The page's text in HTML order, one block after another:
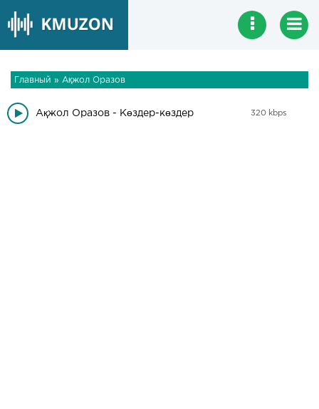
Главный » Ақжол Оразов
Ақжол Оразов - Көздер-көздер 320 kbps